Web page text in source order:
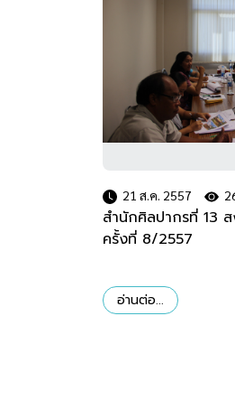
21 ส.ค. 2557
สำนักศิลปากรที่ 13 ส
ครั้งที่ 8/2557
อ่านต่อ...